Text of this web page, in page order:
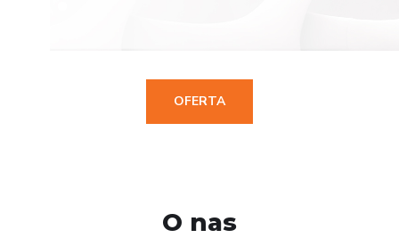
OFERTA
O nas